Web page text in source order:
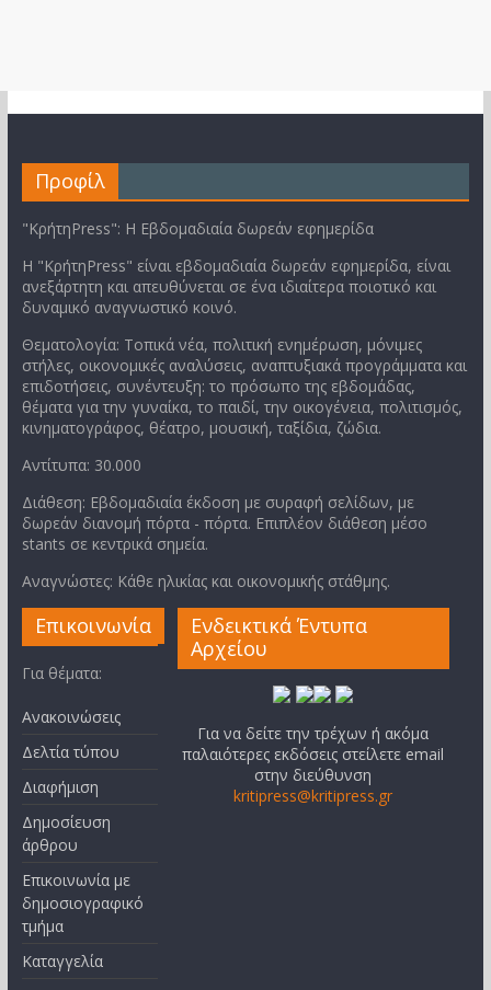
Προφίλ
"ΚρήτηPress": Η Εβδομαδιαία δωρεάν εφημερίδα
Η "ΚρήτηPress" είναι εβδομαδιαία δωρεάν εφημερίδα, είναι
ανεξάρτητη και απευθύνεται σε ένα ιδιαίτερα ποιοτικό και
δυναμικό αναγνωστικό κοινό.
Θεματολογία: Τοπικά νέα, πολιτική ενημέρωση, μόνιμες
στήλες, οικονομικές αναλύσεις, αναπτυξιακά προγράμματα και
επιδοτήσεις, συνέντευξη: το πρόσωπο της εβδομάδας,
θέματα για την γυναίκα, το παιδί, την οικογένεια, πολιτισμός,
κινηματογράφος, θέατρο, μουσική, ταξίδια, ζώδια.
Αντίτυπα: 30.000
Διάθεση: Εβδομαδιαία έκδοση με συραφή σελίδων, με
δωρεάν διανομή πόρτα - πόρτα. Επιπλέον διάθεση μέσο
stants σε κεντρικά σημεία.
Αναγνώστες: Κάθε ηλικίας και οικονομικής στάθμης.
Επικοινωνία
Για θέματα:
Ανακοινώσεις
Δελτία τύπου
Διαφήμιση
Δημοσίευση
άρθρου
Επικοινωνία με
δημοσιογραφικό
τμήμα
Καταγγελία
Ενδεικτικά Έντυπα
Αρχείου
Για να δείτε την τρέχων ή ακόμα
παλαιότερες εκδόσεις στείλετε email
στην διεύθυνση
kritipress@kritipress.gr